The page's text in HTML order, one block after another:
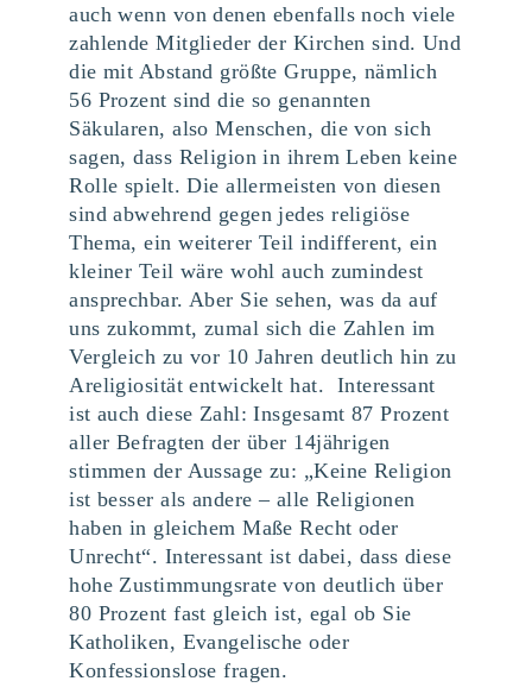
auch wenn von denen ebenfalls noch viele
zahlende Mitglieder der Kirchen sind. Und
die mit Abstand größte Gruppe, nämlich
56 Prozent sind die so genannten
Säkularen, also Menschen, die von sich
sagen, dass Religion in ihrem Leben keine
Rolle spielt. Die allermeisten von diesen
sind abwehrend gegen jedes religiöse
Thema, ein weiterer Teil indifferent, ein
kleiner Teil wäre wohl auch zumindest
ansprechbar. Aber Sie sehen, was da auf
uns zukommt, zumal sich die Zahlen im
Vergleich zu vor 10 Jahren deutlich hin zu
Areligiosität entwickelt hat. Interessant
ist auch diese Zahl: Insgesamt 87 Prozent
aller Befragten der über 14jährigen
stimmen der Aussage zu: „Keine Religion
ist besser als andere – alle Religionen
haben in gleichem Maße Recht oder
Unrecht“. Interessant ist dabei, dass diese
hohe Zustimmungsrate von deutlich über
80 Prozent fast gleich ist, egal ob Sie
Katholiken, Evangelische oder
Konfessionslose fragen.